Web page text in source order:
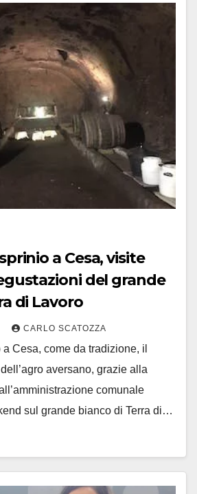
a Cesa, visite
del grande
di Lavoro
CARLO SCATOZZA
a Cesa, come da tradizione, il
aversano, grazie alla
comunale
sul grande bianco di Terra di…